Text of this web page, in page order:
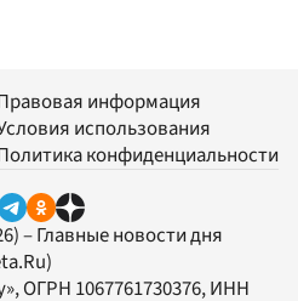
информация
использования
конфиденциальности
– Главные новости дня
, ОГРН 1067761730376, ИНН